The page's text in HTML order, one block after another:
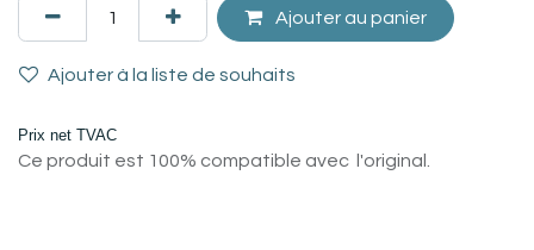
Ajouter au panier
Ajouter à la liste de souhaits
Prix net TVAC
Ce produit est 100% compatible avec l'original.